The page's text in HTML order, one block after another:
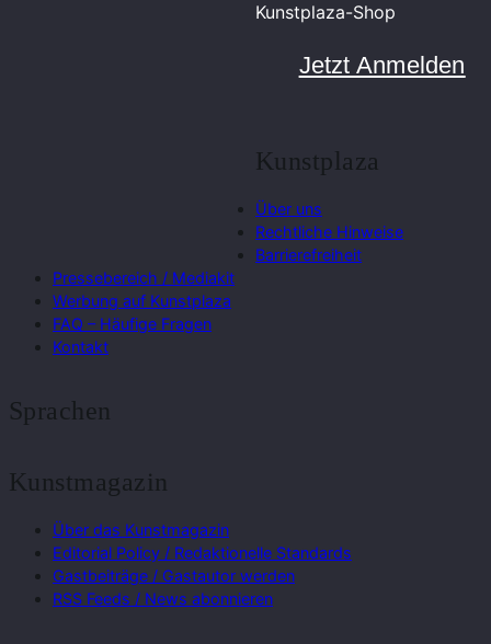
Kunstplaza-Shop
Jetzt Anmelden
Kunstplaza
Über uns
Rechtliche Hinweise
Barrierefreiheit
Pressebereich / Mediakit
Werbung auf Kunstplaza
FAQ – Häufige Fragen
Kontakt
Sprachen
Kunstmagazin
Über das Kunstmagazin
Editorial Policy / Redaktionelle Standards
Gastbeiträge / Gastautor werden
RSS Feeds / News abonnieren